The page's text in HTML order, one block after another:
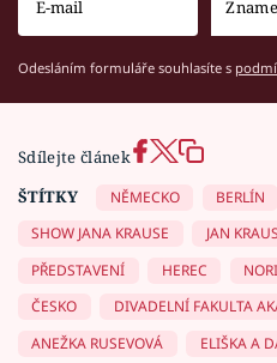
Odesláním formuláře souhlasíte s
Sdílejte článek
ŠTÍTKY
NĚMECKO BERLÍN
SHOW JANA KRAUSE
JAN KRAUS
PŘEDSTAVENÍ
HEREC
ČESKO
DIVADELNÍ FAKULTA
ANEŽKA RUSEVOVÁ
ELIŠKA A